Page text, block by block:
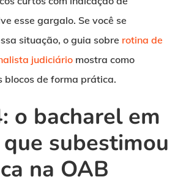
esse gargalo. Se você se
situação, o guia sobre rotina de
judiciáriomostra como
blocos de forma prática.
o bacharel em
subestimou
na OAB